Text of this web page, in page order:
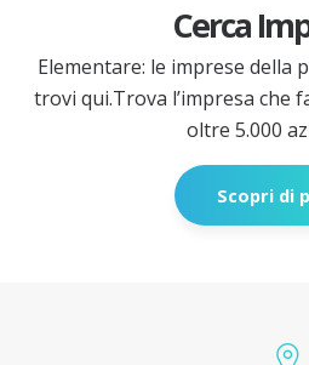
Cerca
Elementare: le imprese della
trovi qui.Trova l’impresa che
oltre 5.000
Scopri di